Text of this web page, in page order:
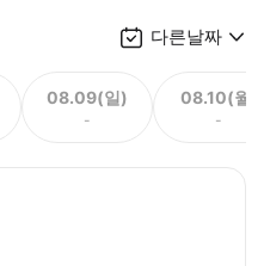
다른날짜
08.09(일)
-
08.10(월)
-